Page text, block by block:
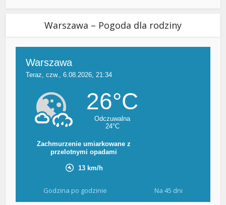
Warszawa – Pogoda dla rodziny
Godzina po godzinie Na 45 dni